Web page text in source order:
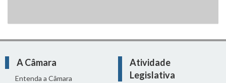
A Câmara
Entenda a Câmara
Atividade
Legislativa